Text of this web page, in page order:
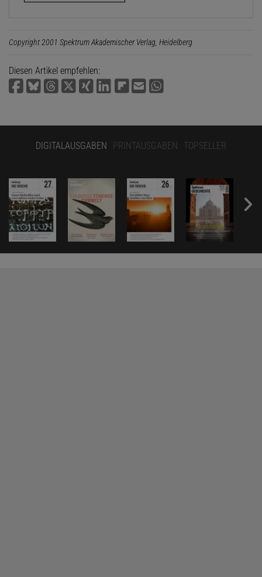
Copyright 2001 Spektrum Akademischer Verlag, Heidelberg
Diesen Artikel empfehlen:
DIGITALAUSGABEN PRINTAUSGABEN TOPSELLER